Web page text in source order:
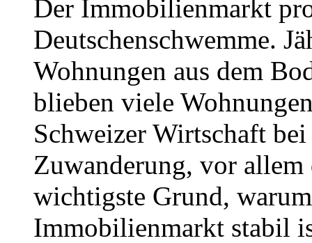
Der Immobilienmarkt
Deutschenschwemme.
Wohnungen aus dem
blieben viele
Schweizer Wirtschaft
Zuwanderung, vor allem
wichtigste Grund,
Immobilienmarkt stabil